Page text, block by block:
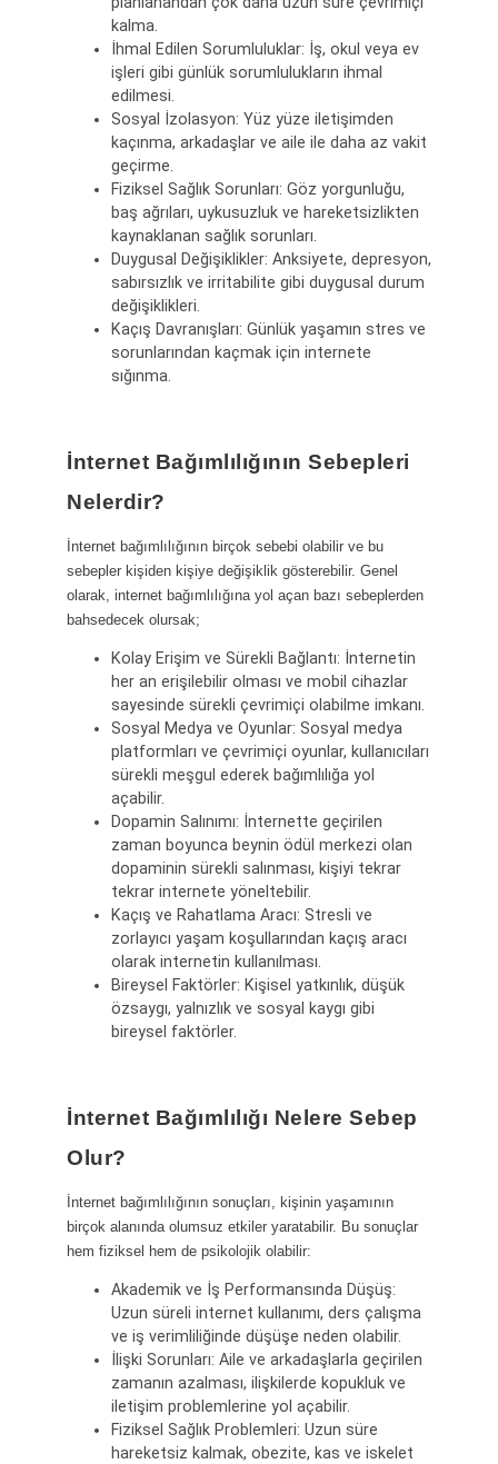
kalma.
İhmal Edilen Sorumluluklar: İş, okul veya ev
işleri gibi günlük sorumlulukların ihmal
edilmesi.
Sosyal İzolasyon: Yüz yüze iletişimden
kaçınma, arkadaşlar ve aile ile daha az vakit
geçirme.
Fiziksel Sağlık Sorunları: Göz yorgunluğu,
baş ağrıları, uykusuzluk ve hareketsizlikten
kaynaklanan sağlık sorunları.
Duygusal Değişiklikler: Anksiyete, depresyon,
sabırsızlık ve irritabilite gibi duygusal durum
değişiklikleri.
Kaçış Davranışları: Günlük yaşamın stres ve
sorunlarından kaçmak için internete
sığınma.
İnternet Bağımlılığının Sebepleri
Nelerdir?
İnternet bağımlılığının birçok sebebi olabilir ve bu
sebepler kişiden kişiye değişiklik gösterebilir. Genel
olarak, internet bağımlılığına yol açan bazı sebeplerden
bahsedecek olursak;
Kolay Erişim ve Sürekli Bağlantı: İnternetin
her an erişilebilir olması ve mobil cihazlar
sayesinde sürekli çevrimiçi olabilme imkanı.
Sosyal Medya ve Oyunlar: Sosyal medya
platformları ve çevrimiçi oyunlar, kullanıcıları
sürekli meşgul ederek bağımlılığa yol
açabilir.
Dopamin Salınımı: İnternette geçirilen
zaman boyunca beynin ödül merkezi olan
dopaminin sürekli salınması, kişiyi tekrar
tekrar internete yöneltebilir.
Kaçış ve Rahatlama Aracı: Stresli ve
zorlayıcı yaşam koşullarından kaçış aracı
olarak internetin kullanılması.
Bireysel Faktörler: Kişisel yatkınlık, düşük
özsaygı, yalnızlık ve sosyal kaygı gibi
bireysel faktörler.
İnternet Bağımlılığı Nelere Sebep
Olur?
İnternet bağımlılığının sonuçları, kişinin yaşamının
birçok alanında olumsuz etkiler yaratabilir. Bu sonuçlar
hem fiziksel hem de psikolojik olabilir:
Akademik ve İş Performansında Düşüş:
Uzun süreli internet kullanımı, ders çalışma
ve iş verimliliğinde düşüşe neden olabilir.
İlişki Sorunları: Aile ve arkadaşlarla geçirilen
zamanın azalması, ilişkilerde kopukluk ve
iletişim problemlerine yol açabilir.
Fiziksel Sağlık Problemleri: Uzun süre
hareketsiz kalmak, obezite, kas ve iskelet